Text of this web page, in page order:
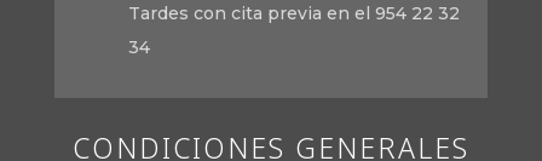
Tardes con cita previa en el 954 22 32
34
CONDICIONES GENERALES